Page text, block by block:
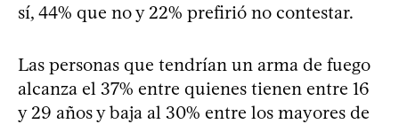
sí, 44% que no y 22% prefirió no contestar.
Las personas que tendrían un arma de fuego
alcanza el 37% entre quienes tienen entre 16
y 29 años y baja al 30% entre los mayores de